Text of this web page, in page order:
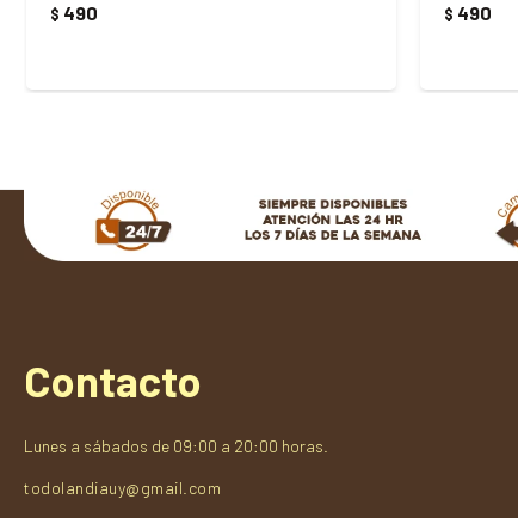
$ 490 $ 490
Contacto
Lunes a sábados de 09:00 a 20:00 horas.
todolandiauy@gmail.com